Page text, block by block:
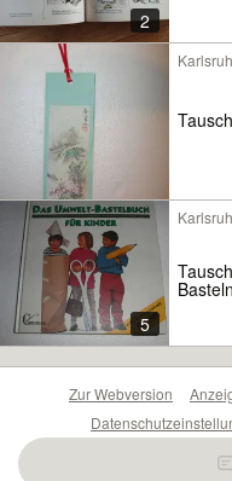
2
5
Zur Webversion